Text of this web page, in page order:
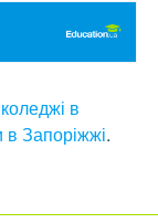
коледжі в
в Запоріжжі.